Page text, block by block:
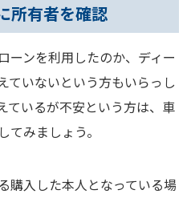
所有者を確認
ーンを利用したのか、ディー
ていないという方もいらっし
ているが不安という方は、車
みましょう。
購入した本人となっている場